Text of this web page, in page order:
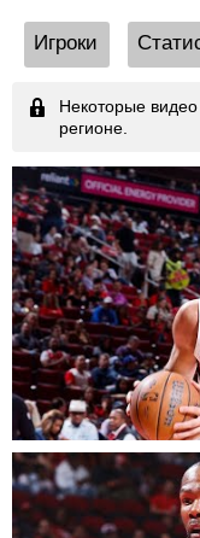
Игроки
Некоторые
регионе.